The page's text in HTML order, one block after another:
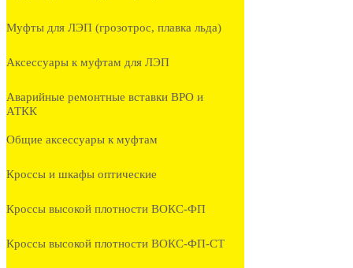
Муфты для ЛЭП (грозотрос, плавка льда)
Аксессуары к муфтам для ЛЭП
Аварийные ремонтные вставки ВРО и
АТКК
Общие аксессуары к муфтам
Кроссы и шкафы оптические
Кроссы высокой плотности ВОКС-ФП
Кроссы высокой плотности ВОКС-ФП-СТ